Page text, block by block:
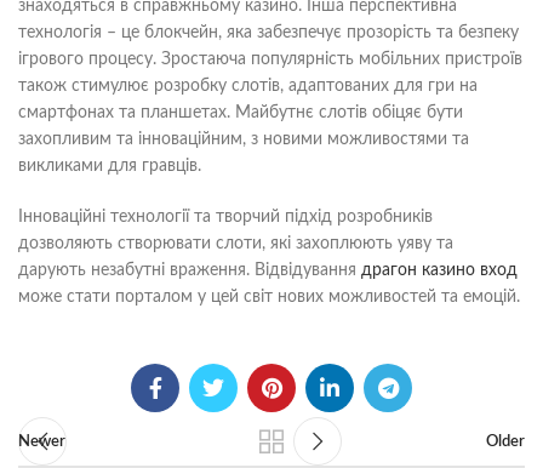
знаходяться в справжньому казино. Інша перспективна
технологія – це блокчейн, яка забезпечує прозорість та безпеку
ігрового процесу. Зростаюча популярність мобільних пристроїв
також стимулює розробку слотів, адаптованих для гри на
смартфонах та планшетах. Майбутнє слотів обіцяє бути
захопливим та інноваційним, з новими можливостями та
викликами для гравців.
Інноваційні технології та творчий підхід розробників
дозволяють створювати слоти, які захоплюють уяву та
дарують незабутні враження. Відвідування драгон казино вход
може стати порталом у цей світ нових можливостей та емоцій.
Newer Older